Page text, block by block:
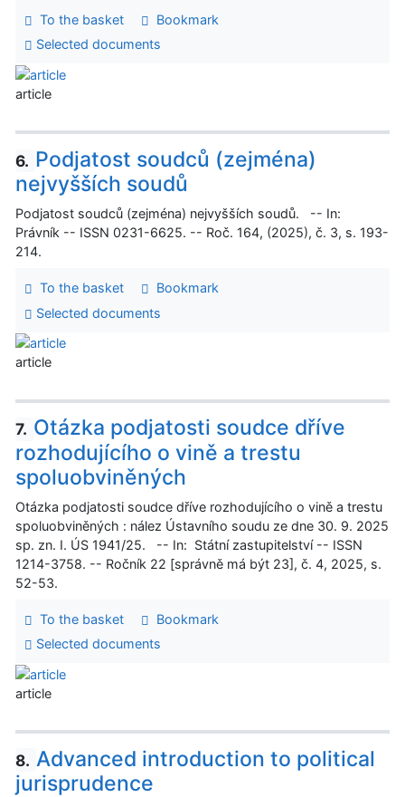
To the basket
Bookmark
Selected documents
article
6. Podjatost soudců (zejména)
nejvyšších soudů
Podjatost soudců (zejména) nejvyšších soudů. -- In:
Právník -- ISSN 0231-6625. -- Roč. 164, (2025), č. 3, s. 193-
214.
To the basket
Bookmark
Selected documents
article
7. Otázka podjatosti soudce dříve
rozhodujícího o vině a trestu
spoluobviněných
Otázka podjatosti soudce dříve rozhodujícího o vině a trestu
spoluobviněných : nález Ústavního soudu ze dne 30. 9. 2025
sp. zn. I. ÚS 1941/25. -- In: Státní zastupitelství -- ISSN
1214-3758. -- Ročník 22 [správně má být 23], č. 4, 2025, s.
52-53.
To the basket
Bookmark
Selected documents
article
8. Advanced introduction to political
jurisprudence